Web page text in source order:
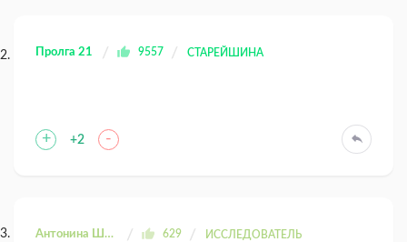
Пролга 21 9557 СТАРЕЙШИНА
+ +2 -
Антонина Шахтаренко 629 ИССЛЕДОВАТЕЛЬ